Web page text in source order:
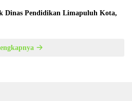
Dinas Pendidikan Limapuluh Kota,